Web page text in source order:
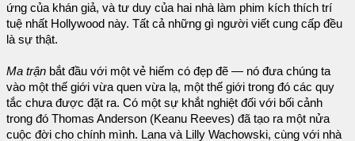
ứng của khán giả, và tư duy của hai nhà làm phim kích thích trí
tuệ nhất Hollywood này. Tất cả những gì người viết cung cấp đều
là sự thật.
Ma trận bắt đầu với một vẻ hiếm có đẹp đẽ — nó đưa chúng ta
vào một thế giới vừa quen vừa lạ, một thế giới trong đó các quy
tắc chưa được đặt ra. Có một sự khắt nghiệt đối với bối cảnh
trong đó Thomas Anderson (Keanu Reeves) đã tạo ra một nửa
cuộc đời cho chính mình. Lana và Lilly Wachowski, cùng với nhà